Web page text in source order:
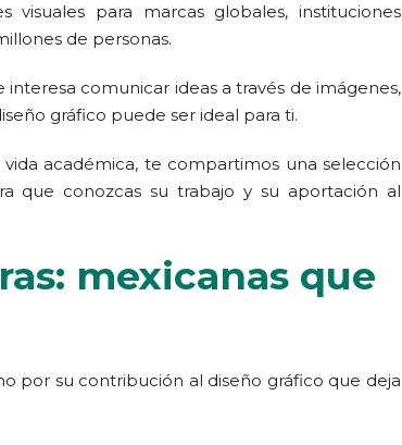
visuales para marcas globales, instituciones
de personas.
comunicar ideas a través de imágenes,
gráfico puede ser ideal para ti.
académica, te compartimos una selección
que conozcas su trabajo y su aportación al
mexicanas que
por su contribución al diseño gráfico que deja